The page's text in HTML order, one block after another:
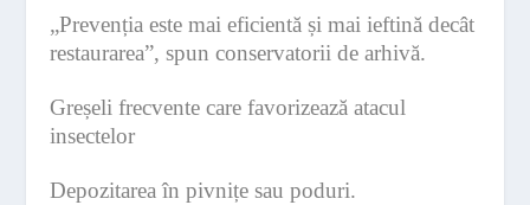
„Prevenția este mai eficientă și mai ieftină decât
restaurarea”, spun conservatorii de arhivă.
Greșeli frecvente care favorizează atacul
insectelor
Depozitarea în pivnițe sau poduri.